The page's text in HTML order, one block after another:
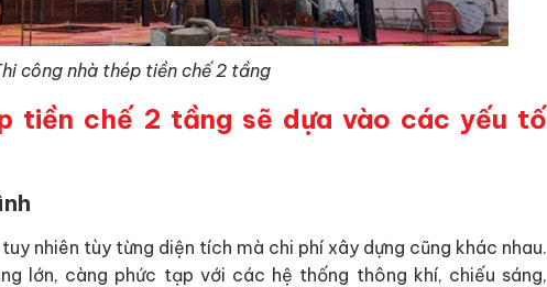
công nhà thép tiền chế 2 tầng
tiền chế 2 tầng sẽ dựa vào các yếu tố
nhiên tùy từng diện tích mà chi phí xây dựng cũng khác nhau.
lớn, càng phức tạp với các hệ thống thông khí, chiếu sáng,